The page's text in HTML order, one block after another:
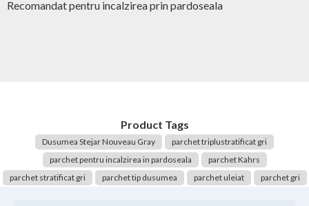
Recomandat pentru incalzirea prin pardoseala
Product Tags
Dusumea Stejar Nouveau Gray
parchet triplustratificat gri
parchet pentru incalzirea in pardoseala
parchet Kahrs
parchet stratificat gri
parchet tip dusumea parchet uleiat parchet gri